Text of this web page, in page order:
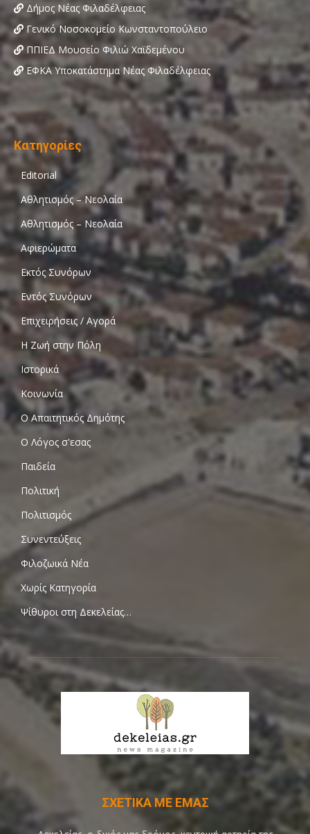
Δήμος Νέας Φιλαδέλφειας
Γενικό Νοσοκομείο Κωνσταντοπούλειο
ΠΠΙΕΔ Μουσείο Φιλιώ Χαϊδεμένου
ΕΦΚΑ Υποκατάστημα Νέας Φιλαδέλφειας
Κατηγορίες
Editorial
Αθλητισμός – Νεολαία
Αθλητισμός – Νεολαία
Αφιερώματα
Εκτός Συνόρων
Εντός Συνόρων
Επιχειρήσεις / Αγορά
Η Ζωή στην Πόλη
Ιστορικά
Κοινωνία
Ο Απαιτητικός Δημότης
Ο Λόγος σ'εσας
Παιδεία
Πολιτική
Πολιτισμός
Συνεντεύξεις
Φιλοζωικά Νέα
Χωρίς Κατηγορία
Ψίθυροι στη Δεκελείας…
ΣΧΕΤΙΚΑ ΜΕ ΕΜΑΣ